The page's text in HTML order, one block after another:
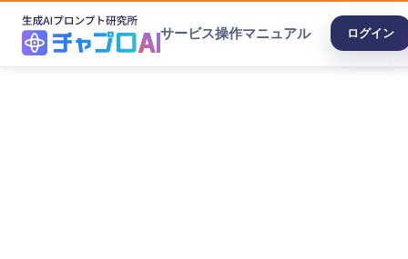
サービス操作マニュアル ログイン